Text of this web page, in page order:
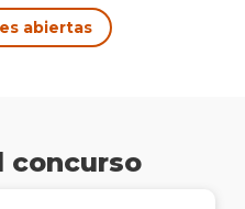
abiertas
concurso